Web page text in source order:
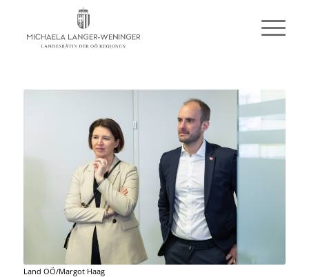
Land OÖ/Margot Haag